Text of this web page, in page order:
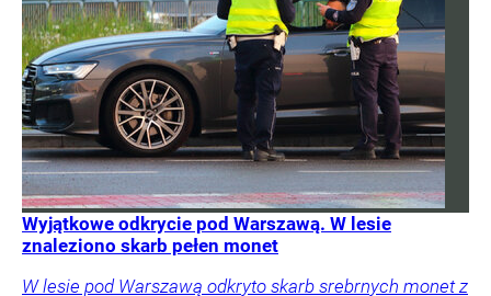
Wyjątkowe odkrycie pod Warszawą. W lesie
znaleziono skarb pełen monet
W lesie pod Warszawą odkryto skarb srebrnych monet z